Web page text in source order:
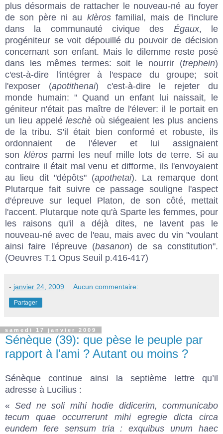
plus désormais de rattacher le nouveau-né au foyer
de son père ni au klèrosfamilial, mais de l'inclure
dans la communauté civique des Égaux, le
progéniteur se voit dépouillé du pouvoir de décision
concernant son enfant. Mais le dilemme reste posé
dans les mêmes termes: soit le nourrir (trephein)
c'est-à-dire l'intégrer à l'espace du groupe; soit
l'exposer (apotithenai) c'est-à-dire le rejeter du
monde humain: " Quand un enfant lui naissait, le
géniteur n'était pas maître de l'élever: il le portait en
un lieu appeléleschè où siégeaient les plus anciens
de la tribu. S'il était bien conformé et robuste, ils
ordonnaient de l'élever et lui assignaient
son klèrosparmi les neuf mille lots de terre. Si au
contraire il était mal venu et difforme, ils l'envoyaient
au lieu dit "dépôts" (apothetai). La remarque dont
Plutarque fait suivre ce passage souligne l'aspect
d'épreuve sur lequel Platon, de son côté, mettait
l'accent. Plutarque note qu'à Sparte les femmes, pour
les raisons qu'il a déjà dites, ne lavent pas le
nouveau-né avec de l'eau, mais avec du vin "voulant
ainsi faire l'épreuve (basanon) de sa constitution".
(Oeuvres T.1 Opus Seuil p.416-417)
- janvier 24, 2009 Aucun commentaire:
Partager
samedi 17 janvier 2009
Sénèque (39): que pèse le peuple par
rapport à l'ami ? Autant ou moins ?
Sénèque continue ainsi la septième lettre qu’il
adresse à Lucilius :
«Sed ne soli mihi hodie didicerim, communicabo
tecum quae occurrerunt mihi egregie dicta circa
eundem fere sensum tria : exquibus unum haec